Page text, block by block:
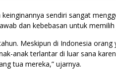
sendiri sangat
dan kebebasan untuk
Meskipun di Indonesia
anak terlantar di luar sana
tua mereka,” ujarnya.